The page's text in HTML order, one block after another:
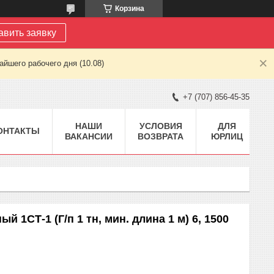
Корзина
заявку
рабочего дня (10.08)
+7 (707) 856-45-35
НАШИ
ВАКАНСИИ
УСЛОВИЯ
ВОЗВРАТА
ДЛЯ
ЮРЛИЦ
1СТ-1 (Г/п 1 тн, мин. длина 1 м) 6, 1500